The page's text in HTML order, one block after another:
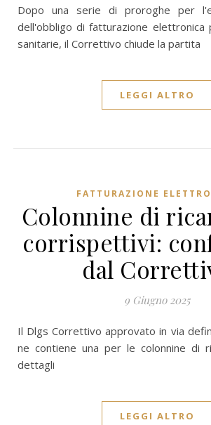
Dopo una serie di proroghe per l'entrata in vigore
dell'obbligo di fatturazione elettronica
sanitarie, il Correttivo chiude la partita
LEGGI ALTRO
FATTURAZIONE
Colonnine di
corrispettivi:
dal
9 Giugno 2025
Il Dlgs Correttivo approvato in via definitiva tra le norme
ne contiene una per le colonnine di
dettagli
LEGGI ALTRO